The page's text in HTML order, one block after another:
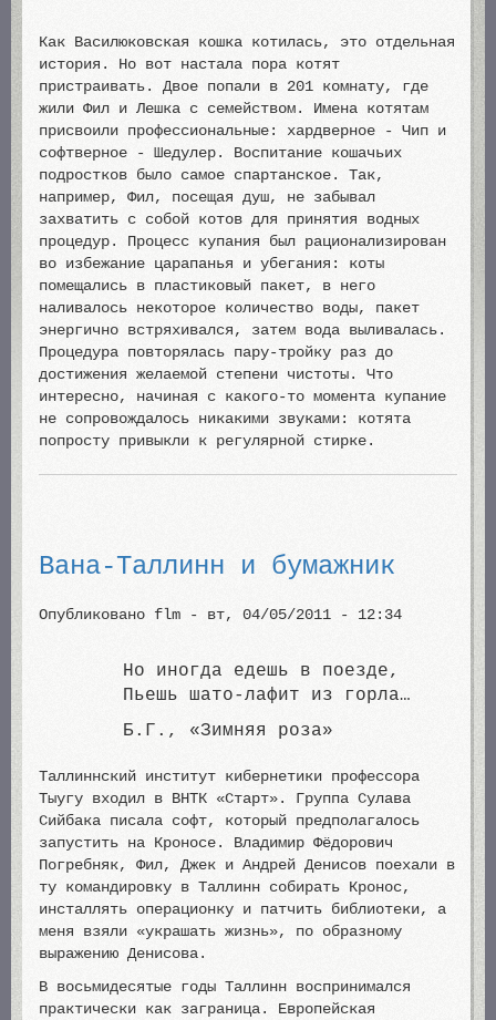
Как Василюковская кошка котилась, это отдельная
история. Но вот настала пора котят
пристраивать. Двое попали в 201 комнату, где
жили Фил и Лешка с семейством. Имена котятам
присвоили профессиональные: хардверное - Чип и
софтверное - Шедулер. Воспитание кошачьих
подростков было самое спартанское. Так,
например, Фил, посещая душ, не забывал
захватить с собой котов для принятия водных
процедур. Процесс купания был рационализирован
во избежание царапанья и убегания: коты
помещались в пластиковый пакет, в него
наливалось некоторое количество воды, пакет
энергично встряхивался, затем вода выливалась.
Процедура повторялась пару-тройку раз до
достижения желаемой степени чистоты. Что
интересно, начиная с какого-то момента купание
не сопровождалось никакими звуками: котята
попросту привыкли к регулярной стирке.
Вана-Таллинн и бумажник
Опубликовано flm - вт, 04/05/2011 - 12:34
Но иногда едешь в поезде,
Пьешь шато-лафит из горла…
Б.Г., «Зимняя роза»
Таллиннский институт кибернетики профессора
Тыугу входил в ВНТК «Старт». Группа Сулава
Сийбака писала софт, который предполагалось
запустить на Кроносе. Владимир Фёдорович
Погребняк, Фил, Джек и Андрей Денисов поехали в
ту командировку в Таллинн собирать Кронос,
инсталлять операционку и патчить библиотеки, а
меня взяли «украшать жизнь», по образному
выражению Денисова.
В восьмидесятые годы Таллинн воспринимался
практически как заграница. Европейская